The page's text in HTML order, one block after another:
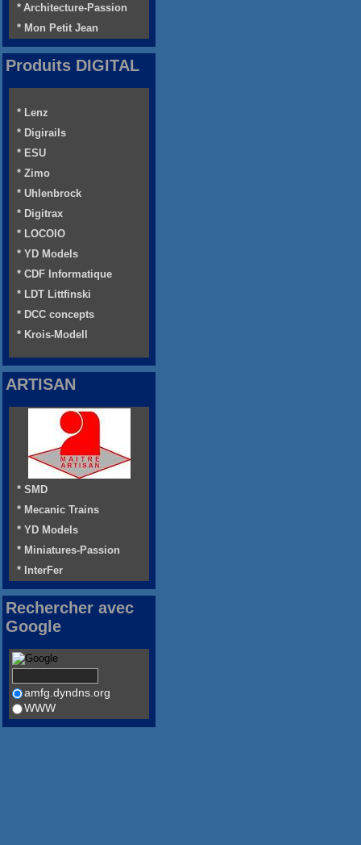
* Architecture-Passion
* Mon Petit Jean
Produits DIGITAL
* Lenz
* Digirails
* ESU
* Zimo
* Uhlenbrock
* Digitrax
* LOCOIO
* YD Models
* CDF Informatique
* LDT Littfinski
* DCC concepts
* Krois-Modell
ARTISAN
* SMD
* Mecanic Trains
* YD Models
* Miniatures-Passion
* InterFer
Rechercher avec
Google
amfg.dyndns.org
WWW